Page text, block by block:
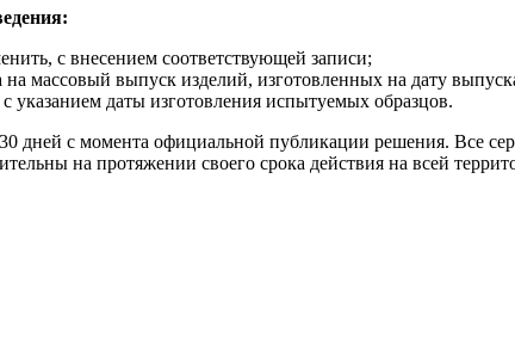
с внесением соответствующей записи;
массовый выпуск изделий, изготовленных на дату
указанием даты изготовления испытуемых образцов.
30 дней с момента официальной публикации решения. Все
на протяжении своего срока действия на всей